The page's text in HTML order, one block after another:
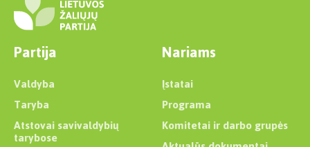
Partija
Valdyba
Taryba
Atstovai savivaldybių
tarybose
Nariams
Įstatai
Programa
Komitetai ir darbo grupės